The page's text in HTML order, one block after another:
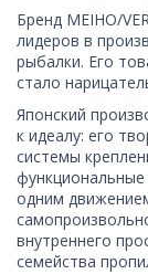
Бренд MEIHO/
лидеров в
рыбалки. Его
стало
Японский
к идеалу: его
системы
одним
внутреннего
семейства